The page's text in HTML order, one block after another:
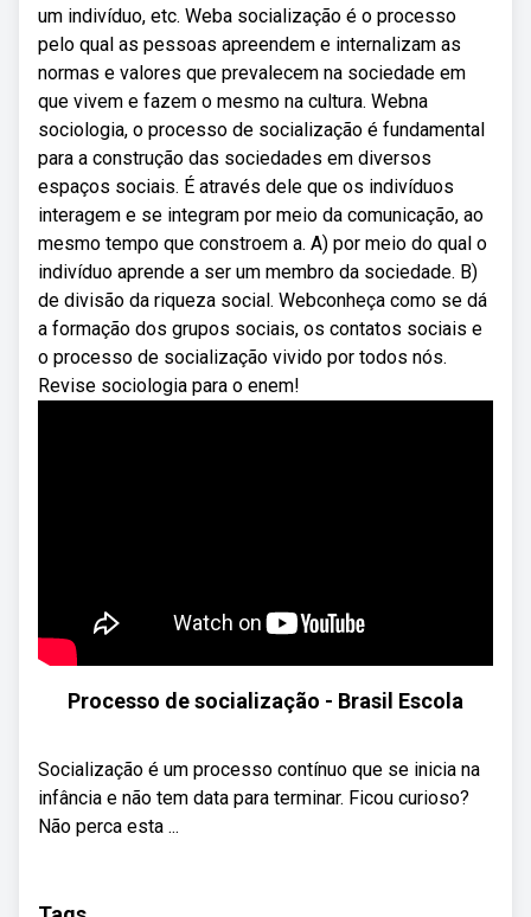
um indivíduo, etc. Weba socialização é o processo
pelo qual as pessoas apreendem e internalizam as
normas e valores que prevalecem na sociedade em
que vivem e fazem o mesmo na cultura. Webna
sociologia, o processo de socialização é fundamental
para a construção das sociedades em diversos
espaços sociais. É através dele que os indivíduos
interagem e se integram por meio da comunicação, ao
mesmo tempo que constroem a. A) por meio do qual o
indivíduo aprende a ser um membro da sociedade. B)
de divisão da riqueza social. Webconheça como se dá
a formação dos grupos sociais, os contatos sociais e
o processo de socialização vivido por todos nós.
Revise sociologia para o enem!
Processo de socialização - Brasil Escola
Socialização é um processo contínuo que se inicia na
infância e não tem data para terminar. Ficou curioso?
Não perca esta ...